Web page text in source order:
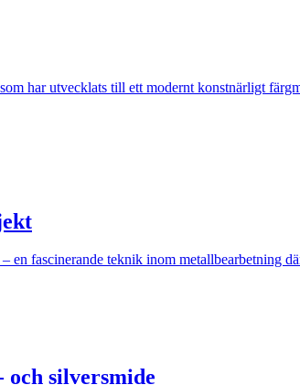
har utvecklats till ett modernt konstnärligt
fascinerande teknik inom metallbearbetning
silversmide